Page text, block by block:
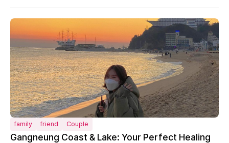
family friend Couple
Gangneung Coast & Lake: Your Perfect Healing